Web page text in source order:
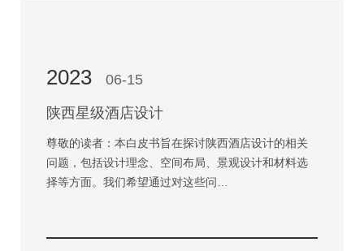
2023 06-15
陕西星级酒店设计
尊敬的读者：本白皮书旨在探讨陕西酒店设计的相关
问题，包括设计理念、空间布局、景观设计和材料选
择等方面。我们希望通过对这些问…